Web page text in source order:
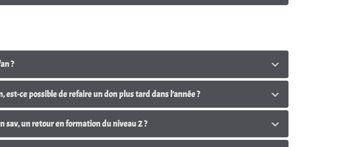
?
ce possible de refaire un don plus tard dans l’année ?
conf, un sav, un retour en formation du niveau 2 ?